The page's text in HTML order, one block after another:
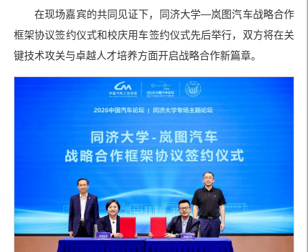
在现场嘉宾的共同见证下，同济大学—岚图汽车战略合作
框架协议签约仪式和校庆用车签约仪式先后举行，双方将在关
键技术攻关与卓越人才培养方面开启战略合作新篇章。